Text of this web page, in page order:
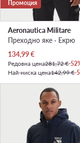
Промоция
Aeronautica Militare
Преходно яке · Екрю
Актуална цена
134,99€
Редовна цена281,72 €-
Най-ниска цена142,99 €-